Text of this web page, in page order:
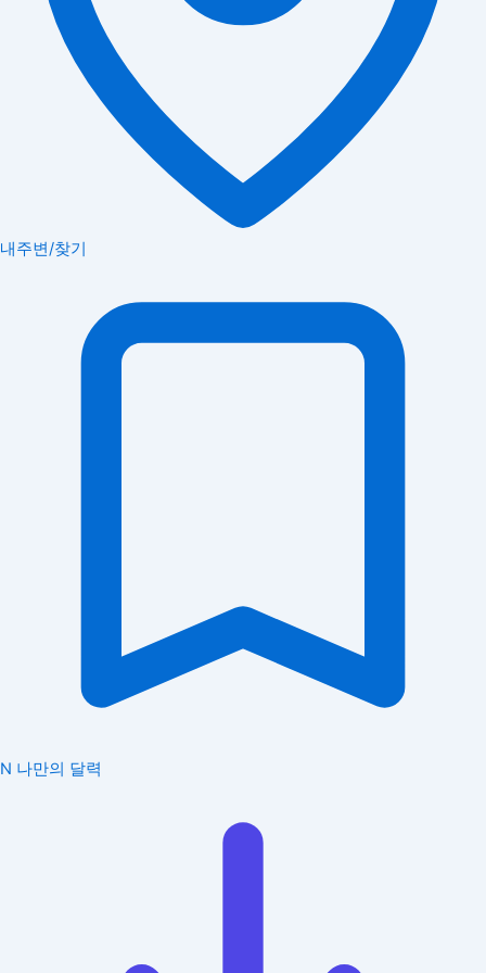
내주변/찾기
N 나만의 달력